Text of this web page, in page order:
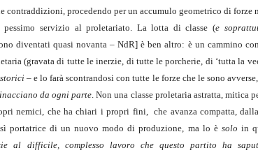
procedendo per un accumulo geometrico di forze
servizio al proletariato. La lotta di classe (e
diventati quasi novanta – NdR] è ben altro: è un cammino
(gravata di tutte le inerzie, di tutte le porcherie, di ‘tutta la
– e lo farà scontrandosi con tutte le forze che le sono
da ogni parte . Non una classe proletaria astratta, mitica
nemici, che ha chiari i propri fini, che avanza compatta,
sì portatrice di un nuovo modo di produzione, ma lo è solo in
al difficile, complesso lavoro che questo partito ha